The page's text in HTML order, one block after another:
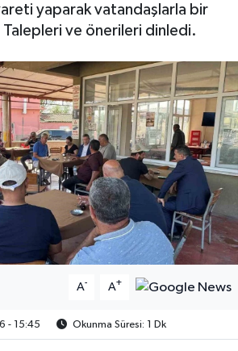
yaparak vatandaşlarla bir
ve önerileri dinledi.
A- A+
- 15:45 Okunma Süresi: 1 Dk